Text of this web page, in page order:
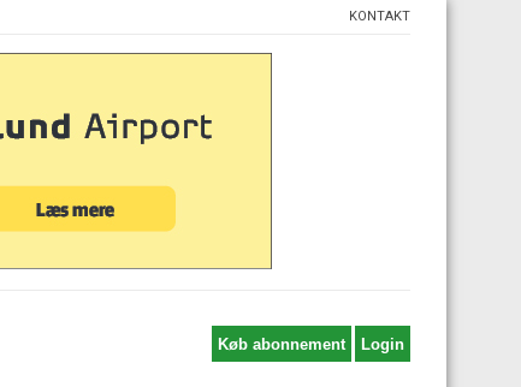
KONTAKT